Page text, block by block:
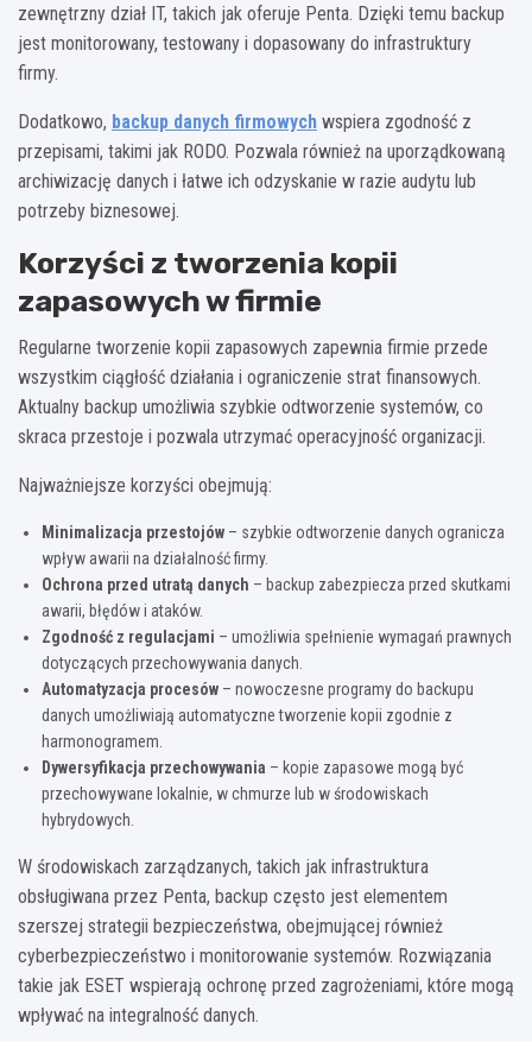
zewnętrzny dział IT, takich jak oferuje Penta. Dzięki temu backup
jest monitorowany, testowany i dopasowany do infrastruktury
firmy.
Dodatkowo, backup danych firmowych wspiera zgodność z
przepisami, takimi jak RODO. Pozwala również na uporządkowaną
archiwizację danych i łatwe ich odzyskanie w razie audytu lub
potrzeby biznesowej.
Korzyści z tworzenia kopii
zapasowych w firmie
Regularne tworzenie kopii zapasowych zapewnia firmie przede
wszystkim ciągłość działania i ograniczenie strat finansowych.
Aktualny backup umożliwia szybkie odtworzenie systemów, co
skraca przestoje i pozwala utrzymać operacyjność organizacji.
Najważniejsze korzyści obejmują:
Minimalizacja przestojów – szybkie odtworzenie danych ogranicza
wpływ awarii na działalność firmy.
Ochrona przed utratą danych – backup zabezpiecza przed skutkami
awarii, błędów i ataków.
Zgodność z regulacjami – umożliwia spełnienie wymagań prawnych
dotyczących przechowywania danych.
Automatyzacja procesów – nowoczesne programy do backupu
danych umożliwiają automatyczne tworzenie kopii zgodnie z
harmonogramem.
Dywersyfikacja przechowywania – kopie zapasowe mogą być
przechowywane lokalnie, w chmurze lub w środowiskach
hybrydowych.
W środowiskach zarządzanych, takich jak infrastruktura
obsługiwana przez Penta, backup często jest elementem
szerszej strategii bezpieczeństwa, obejmującej również
cyberbezpieczeństwo i monitorowanie systemów. Rozwiązania
takie jak ESET wspierają ochronę przed zagrożeniami, które mogą
wpływać na integralność danych.